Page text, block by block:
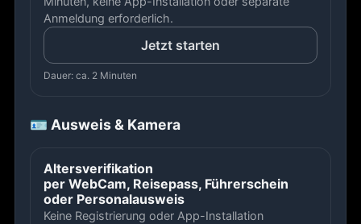
Anmeldung erforderlich.
Jetzt starten
Dauer: ca. 2 Minuten
🪪 Ausweis & Kamera
Altersverifikation
per WebCam, Reisepass, Führerschein
oder Personalausweis
Keine Registrierung oder App-Installation